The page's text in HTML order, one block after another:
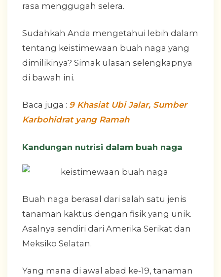
rasa menggugah selera.
Sudahkah Anda mengetahui lebih dalam
tentang keistimewaan buah naga yang
dimilikinya? Simak ulasan selengkapnya
di bawah ini.
Baca juga : 9 Khasiat Ubi Jalar, Sumber
Karbohidrat yang Ramah
Kandungan nutrisi dalam buah naga
Buah naga berasal dari salah satu jenis
tanaman kaktus dengan fisik yang unik.
Asalnya sendiri dari Amerika Serikat dan
Meksiko Selatan.
Yang mana di awal abad ke-19, tanaman